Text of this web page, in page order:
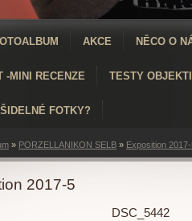
AKCE NĚCO O
-MINI RECENZE TESTY
FOTKY?
» PORZELLANIKON SELB » Exposition
2017-5
DSC_5442